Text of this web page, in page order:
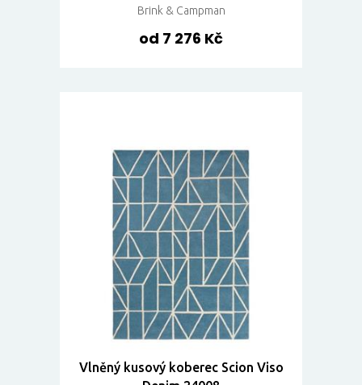
Brink & Campman
od 7 276 Kč
Vlněný kusový koberec Scion Viso